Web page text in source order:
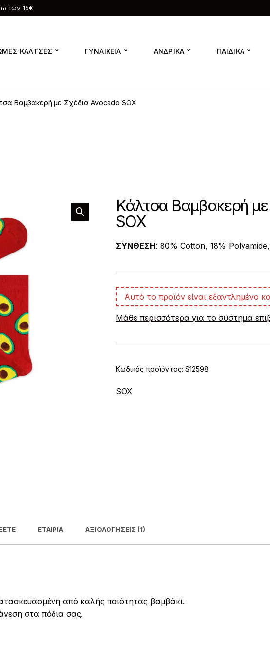
των 15€
ΚΑΛΤΣΕΣ ΓΥΝΑΙΚΕΙΑ ΑΝΔΡΙΚΑ ΠΑΙΔΙΚΑ
Βαμβακερή με Σχέδια Avocado SOX
Κάλτσα Βαμβακερή
SOX
ΣΥΝΘΕΣΗ: 80% Cotton, 18%
Αυτό το προϊόν είναι εξαντλημένο
Μάθε περισσότερα για το σύστημα
Κωδικός προϊόντος: S12598
SOX
ΕΤΑΙΡΊΑ ΑΞΙΟΛΟΓΉΣΕΙΣ (1)
από καλής ποιότητας βαμβάκι.
στα πόδια σας.